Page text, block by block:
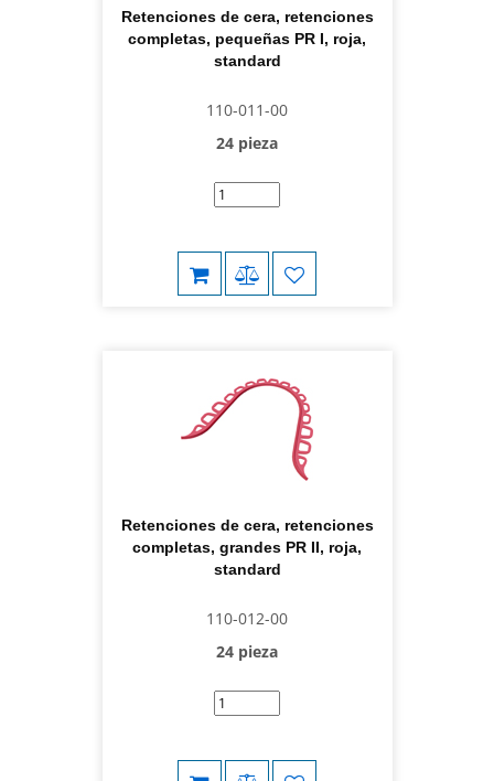
Retenciones de cera, retenciones
completas, pequeñas PR I, roja,
standard
110-011-00
24 pieza
Retenciones de cera, retenciones
completas, grandes PR II, roja,
standard
110-012-00
24 pieza